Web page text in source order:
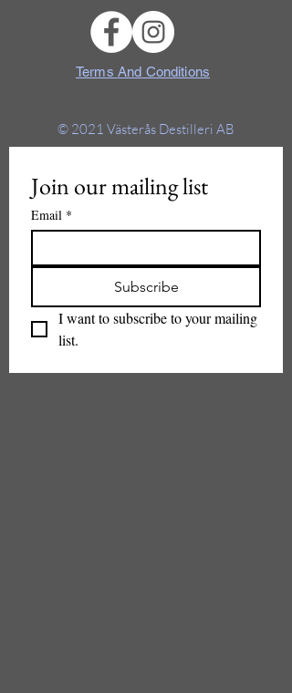
Terms And Conditions
© 2021 Västerås Destilleri AB
Join our mailing list
Email *
Subscribe
I want to subscribe to your mailing
list.